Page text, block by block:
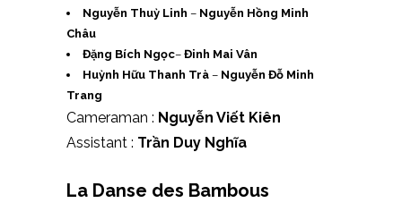
Nguyễn Thuỳ Linh – Nguyễn Hồng Minh
Châu
Đặng Bích Ngọc– Đinh Mai Vân
Huỳnh Hữu Thanh Trà – Nguyễn Đỗ Minh
Trang
Cameraman : Nguyễn Viết Kiên
Assistant : Trần Duy Nghĩa
La Danse des Bambous